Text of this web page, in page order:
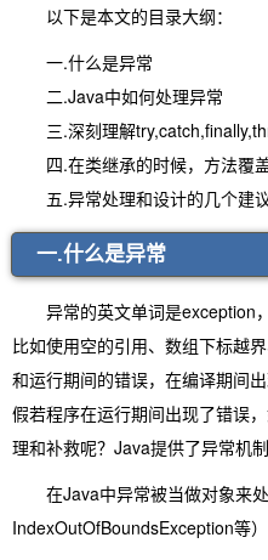
以下是本文的目录大纲：
一.什么是异常
二.Java中如何处理异常
三.深刻理解
四.在类继承的时候，方法覆
五.异常处理和设计的几个建
一.什
异常的英文单词是exception，
比如使用空的引用、数组下标越
和运行期间的错误，在编译期间
假若程序在运行期间出现了错误
理和补救呢？Java提供了异常机
在Java中异常被当做对象来处
IndexOutOfBoundsException等